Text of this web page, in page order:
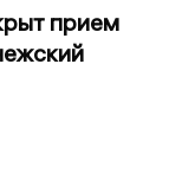
прием